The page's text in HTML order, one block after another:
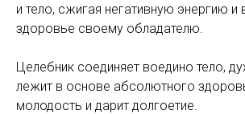
и тело, сжигая негативную энергию и
здоровье своему обладателю.
Целебник соединяет воедино тело,
лежит в основе абсолютного
молодость и дарит долгоетие.